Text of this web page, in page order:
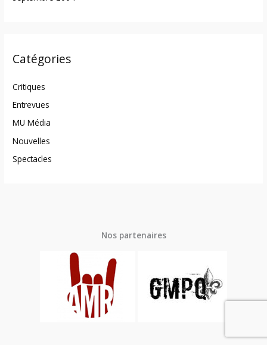
Catégories
Critiques
Entrevues
MU Média
Nouvelles
Spectacles
Nos partenaires